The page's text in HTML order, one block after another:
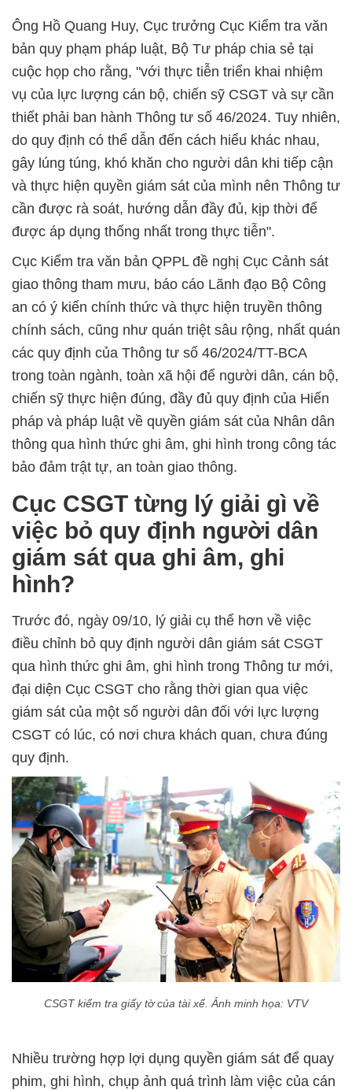
Ông Hồ Quang Huy, Cục trưởng Cục Kiểm tra văn
bản quy phạm pháp luật, Bộ Tư pháp chia sẻ tại
cuộc họp cho rằng, "với thực tiễn triển khai nhiệm
vụ của lực lượng cán bộ, chiến sỹ CSGT và sự cần
thiết phải ban hành Thông tư số 46/2024. Tuy nhiên,
do quy định có thể dẫn đến cách hiểu khác nhau,
gây lúng túng, khó khăn cho người dân khi tiếp cận
và thực hiện quyền giám sát của mình nên Thông tư
cần được rà soát, hướng dẫn đầy đủ, kịp thời để
được áp dụng thống nhất trong thực tiễn".
Cục Kiểm tra văn bản QPPL đề nghị Cục Cảnh sát
giao thông tham mưu, báo cáo Lãnh đạo Bộ Công
an có ý kiến chính thức và thực hiện truyền thông
chính sách, cũng như quán triệt sâu rộng, nhất quán
các quy định của Thông tư số 46/2024/TT-BCA
trong toàn ngành, toàn xã hội để người dân, cán bộ,
chiến sỹ thực hiện đúng, đầy đủ quy định của Hiến
pháp và pháp luật về quyền giám sát của Nhân dân
thông qua hình thức ghi âm, ghi hình trong công tác
bảo đảm trật tự, an toàn giao thông.
Cục CSGT từng lý giải gì về
việc bỏ quy định người dân
giám sát qua ghi âm, ghi
hình?
Trước đó, ngày 09/10, lý giải cụ thể hơn về việc
điều chỉnh bỏ quy định người dân giám sát CSGT
qua hình thức ghi âm, ghi hình trong Thông tư mới,
đại diện Cục CSGT cho rằng thời gian qua việc
giám sát của một số người dân đối với lực lượng
CSGT có lúc, có nơi chưa khách quan, chưa đúng
quy định.
CSGT kiểm tra giấy tờ của tài xế. Ảnh minh họa: VTV
Nhiều trường hợp lợi dụng quyền giám sát để quay
phim, ghi hình, chụp ảnh quá trình làm việc của cán